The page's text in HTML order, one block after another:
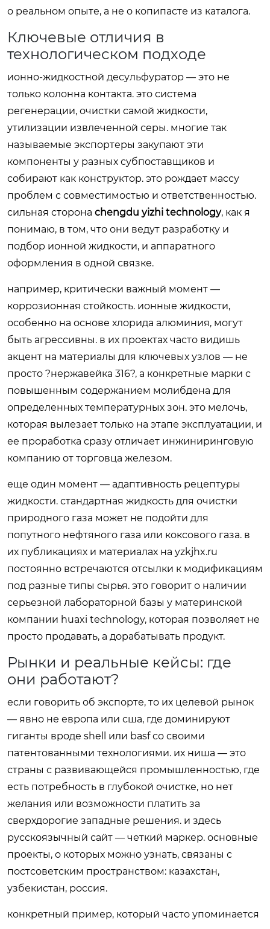
о реальном опыте, а не о копипасте из каталога.
Ключевые отличия в
технологическом подходе
ионно-жидкостной десульфуратор — это не
только колонна контакта. это система
регенерации, очистки самой жидкости,
утилизации извлеченной серы. многие так
называемые экспортеры закупают эти
компоненты у разных субпоставщиков и
собирают как конструктор. это рождает массу
проблем с совместимостью и ответственностью.
сильная сторона chengdu yizhi technology, как я
понимаю, в том, что они ведут разработку и
подбор ионной жидкости, и аппаратного
оформления в одной связке.
например, критически важный момент —
коррозионная стойкость. ионные жидкости,
особенно на основе хлорида алюминия, могут
быть агрессивны. в их проектах часто видишь
акцент на материалы для ключевых узлов — не
просто ?нержавейка 316?, а конкретные марки с
повышенным содержанием молибдена для
определенных температурных зон. это мелочь,
которая вылезает только на этапе эксплуатации, и
ее проработка сразу отличает инжиниринговую
компанию от торговца железом.
еще один момент — адаптивность рецептуры
жидкости. стандартная жидкость для очистки
природного газа может не подойти для
попутного нефтяного газа или коксового газа. в
их публикациях и материалах на yzkjhx.ru
постоянно встречаются отсылки к модификациям
под разные типы сырья. это говорит о наличии
серьезной лабораторной базы у материнской
компании huaxi technology, которая позволяет не
просто продавать, а дорабатывать продукт.
Рынки и реальные кейсы: где
они работают?
если говорить об экспорте, то их целевой рынок
— явно не европа или сша, где доминируют
гиганты вроде shell или basf со своими
патентованными технологиями. их ниша — это
страны с развивающейся промышленностью, где
есть потребность в глубокой очистке, но нет
желания или возможности платить за
сверхдорогие западные решения. и здесь
русскоязычный сайт — четкий маркер. основные
проекты, о которых можно узнать, связаны с
постсоветским пространством: казахстан,
узбекистан, россия.
конкретный пример, который часто упоминается